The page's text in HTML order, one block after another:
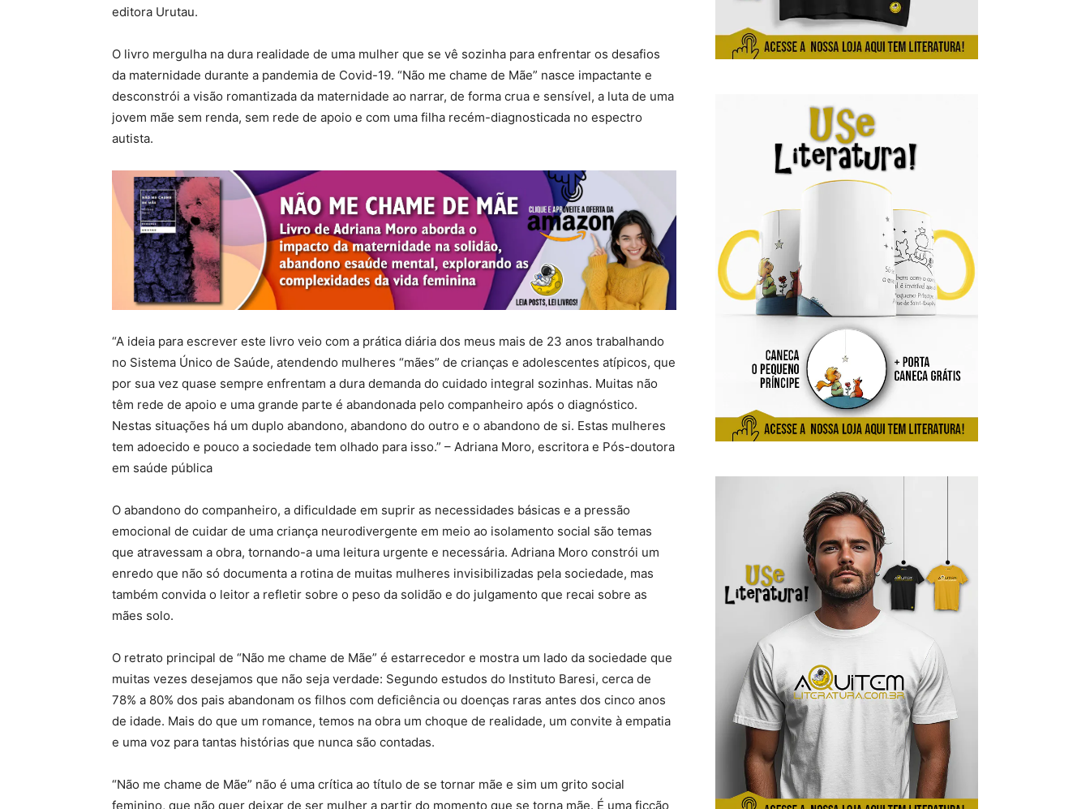
editora Urutau.
O livro mergulha na dura realidade de uma mulher que se vê sozinha para enfrentar os desafios
da maternidade durante a pandemia de Covid-19. “Não me chame de Mãe” nasce impactante e
desconstrói a visão romantizada da maternidade ao narrar, de forma crua e sensível, a luta de uma
jovem mãe sem renda, sem rede de apoio e com uma filha recém-diagnosticada no espectro
autista.
“A ideia para escrever este livro veio com a prática diária dos meus mais de 23 anos trabalhando
no Sistema Único de Saúde, atendendo mulheres “mães” de crianças e adolescentes atípicos, que
por sua vez quase sempre enfrentam a dura demanda do cuidado integral sozinhas. Muitas não
têm rede de apoio e uma grande parte é abandonada pelo companheiro após o diagnóstico.
Nestas situações há um duplo abandono, abandono do outro e o abandono de si. Estas mulheres
tem adoecido e pouco a sociedade tem olhado para isso.” – Adriana Moro, escritora e Pós-doutora
em saúde pública
O abandono do companheiro, a dificuldade em suprir as necessidades básicas e a pressão
emocional de cuidar de uma criança neurodivergente em meio ao isolamento social são temas
que atravessam a obra, tornando-a uma leitura urgente e necessária. Adriana Moro constrói um
enredo que não só documenta a rotina de muitas mulheres invisibilizadas pela sociedade, mas
também convida o leitor a refletir sobre o peso da solidão e do julgamento que recai sobre as
mães solo.
O retrato principal de “Não me chame de Mãe” é estarrecedor e mostra um lado da sociedade que
muitas vezes desejamos que não seja verdade: Segundo estudos do Instituto Baresi, cerca de
78% a 80% dos pais abandonam os filhos com deficiência ou doenças raras antes dos cinco anos
de idade. Mais do que um romance, temos na obra um choque de realidade, um convite à empatia
e uma voz para tantas histórias que nunca são contadas.
“Não me chame de Mãe” não é uma crítica ao título de se tornar mãe e sim um grito social
feminino, que não quer deixar de ser mulher a partir do momento que se torna mãe. É uma ficção